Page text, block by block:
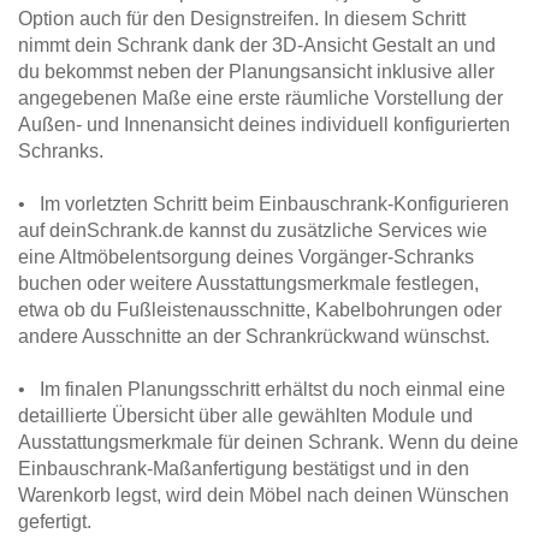
Option auch für den Designstreifen. In diesem Schritt
nimmt dein Schrank dank der 3D-Ansicht Gestalt an und
du bekommst neben der Planungsansicht inklusive aller
angegebenen Maße eine erste räumliche Vorstellung der
Außen- und Innenansicht deines individuell konfigurierten
Schranks.
• Im vorletzten Schritt beim Einbauschrank-Konfigurieren
auf deinSchrank.de kannst du zusätzliche Services wie
eine Altmöbelentsorgung deines Vorgänger-Schranks
buchen oder weitere Ausstattungsmerkmale festlegen,
etwa ob du Fußleistenausschnitte, Kabelbohrungen oder
andere Ausschnitte an der Schrankrückwand wünschst.
• Im finalen Planungsschritt erhältst du noch einmal eine
detaillierte Übersicht über alle gewählten Module und
Ausstattungsmerkmale für deinen Schrank. Wenn du deine
Einbauschrank-Maßanfertigung bestätigst und in den
Warenkorb legst, wird dein Möbel nach deinen Wünschen
gefertigt.